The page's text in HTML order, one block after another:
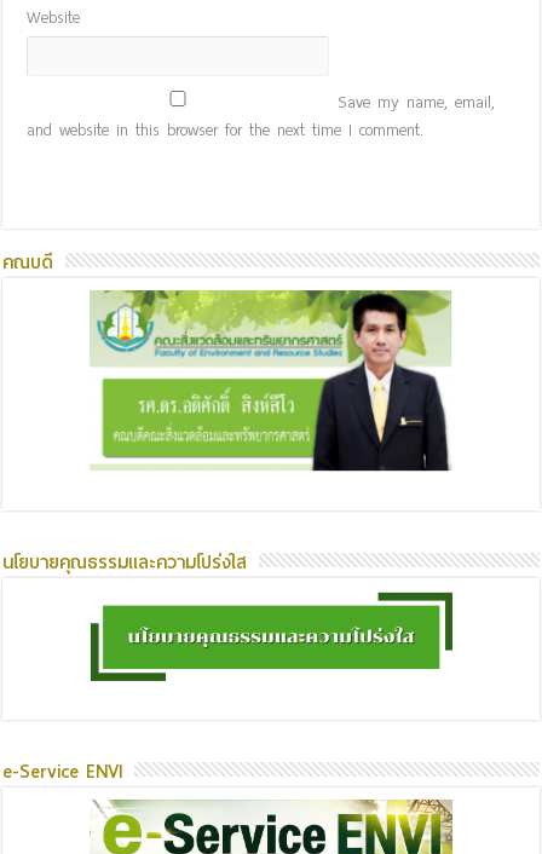
Website
Save my name, email,
and website in this browser for the next time I comment.
คณบดี
นโยบายคุณธรรมและความโปร่งใส
e-Service ENVI